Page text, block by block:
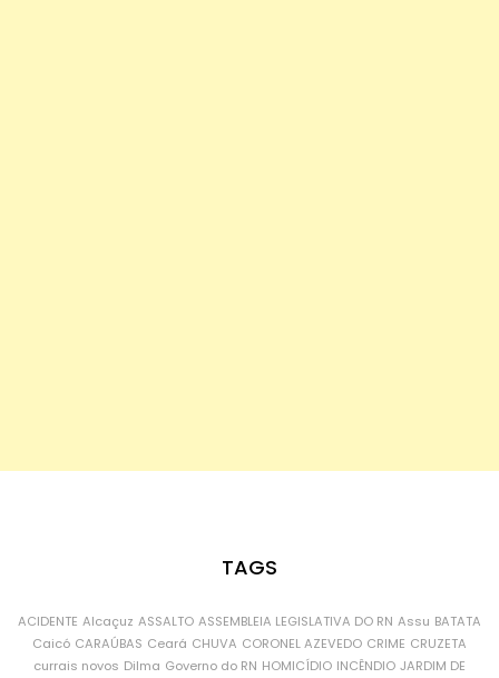
TAGS
ACIDENTE Alcaçuz ASSALTO ASSEMBLEIA LEGISLATIVA DO RN Assu BATATA
Caicó CARAÚBAS Ceará CHUVA CORONEL AZEVEDO CRIME CRUZETA
currais novos Dilma Governo do RN HOMICÍDIO INCÊNDIO JARDIM DE